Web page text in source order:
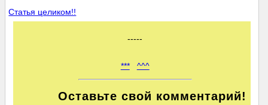
Статья целиком!!
-----
*** ^^^
Оставьте свой комментарий!